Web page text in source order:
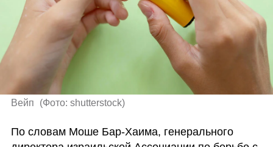
Вейп (Фото: shutterstock)
По словам Моше Бар-Хаима, генерального